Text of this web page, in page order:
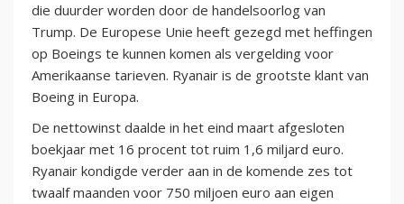
die duurder worden door de handelsoorlog van
Trump. De Europese Unie heeft gezegd met heffingen
op Boeings te kunnen komen als vergelding voor
Amerikaanse tarieven. Ryanair is de grootste klant van
Boeing in Europa.
De nettowinst daalde in het eind maart afgesloten
boekjaar met 16 procent tot ruim 1,6 miljard euro.
Ryanair kondigde verder aan in de komende zes tot
twaalf maanden voor 750 miljoen euro aan eigen